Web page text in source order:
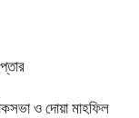
ও দোয়া মাহফিল